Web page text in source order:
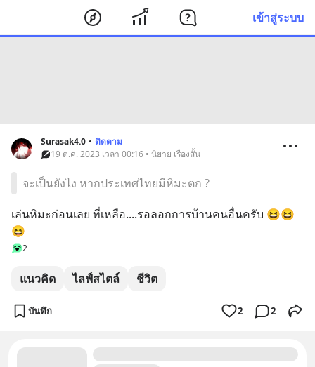
เข้าสู่ระบบ
Surasak4.0 • ติดตาม
19 ต.ค. 2023 เวลา 00:16 • นิยาย เรื่องสั้น
จะเป็นยังไง หากประเทศไทยมีหิมะตก ?
เล่นหิมะก่อนเลย ที่เหลือ....รอลอกการบ้านคนอื่นครับ 😆😆
😆
2
แนวคิด ไลฟ์สไตล์ ชีวิต
บันทึก 2 2